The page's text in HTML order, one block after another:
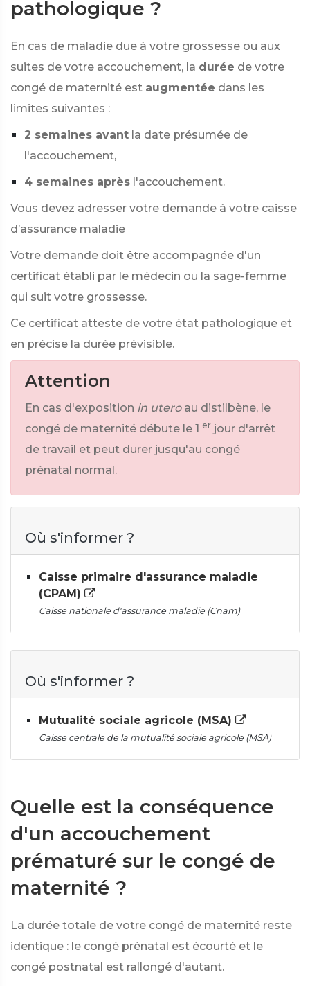
pathologique ?
En cas de maladie due à votre grossesse ou aux
suites de votre accouchement, la durée de votre
congé de maternité est augmentée dans les
limites suivantes :
2 semaines avant la date présumée de
l'accouchement,
4 semaines après l'accouchement.
Vous devez adresser votre demande à votre caisse
d’assurance maladie
Votre demande doit être accompagnée d'un
certificat établi par le médecin ou la sage-femme
qui suit votre grossesse.
Ce certificat atteste de votre état pathologique et
en précise la durée prévisible.
Attention
En cas d'exposition in utero au distilbène, le
congé de maternité débute le 1 er jour d'arrêt
de travail et peut durer jusqu'au congé
prénatal normal.
Où s'informer ?
Caisse primaire d'assurance maladie
(CPAM)
Caisse nationale d'assurance maladie (Cnam)
Où s'informer ?
Mutualité sociale agricole (MSA)
Caisse centrale de la mutualité sociale agricole (MSA)
Quelle est la conséquence
d'un accouchement
prématuré sur le congé de
maternité ?
La durée totale de votre congé de maternité reste
identique : le congé prénatal est écourté et le
congé postnatal est rallongé d'autant.